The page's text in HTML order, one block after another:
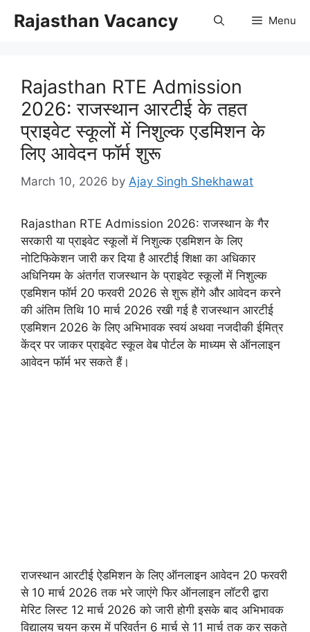
Rajasthan Vacancy Menu
Rajasthan RTE Admission
2026: राजस्थान आरटीई के तहत
प्राइवेट स्कूलों में निशुल्क एडमिशन के
लिए आवेदन फॉर्म शुरू
March 10, 2026 by Ajay Singh Shekhawat
Rajasthan RTE Admission 2026: राजस्थान के गैर
सरकारी या प्राइवेट स्कूलों में निशुल्क एडमिशन के लिए
नोटिफिकेशन जारी कर दिया है आरटीई शिक्षा का अधिकार
अधिनियम के अंतर्गत राजस्थान के प्राइवेट स्कूलों में निशुल्क
एडमिशन फॉर्म 20 फरवरी 2026 से शुरू होंगे और आवेदन करने
की अंतिम तिथि 10 मार्च 2026 रखी गई है राजस्थान आरटीई
एडमिशन 2026 के लिए अभिभावक स्वयं अथवा नजदीकी ईमित्र
केंद्र पर जाकर प्राइवेट स्कूल वेब पोर्टल के माध्यम से ऑनलाइन
आवेदन फॉर्म भर सकते हैं।
राजस्थान आरटीई ऐडमिशन के लिए ऑनलाइन आवेदन 20 फरवरी
से 10 मार्च 2026 तक भरे जाएंगे फिर ऑनलाइन लॉटरी द्वारा
मेरिट लिस्ट 12 मार्च 2026 को जारी होगी इसके बाद अभिभावक
विद्यालय चयन क्रम में परिवर्तन 6 मार्च से 11 मार्च तक कर सकते